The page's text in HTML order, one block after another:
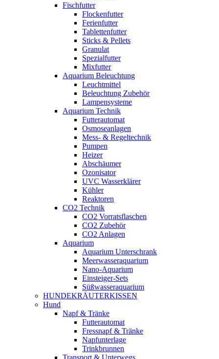
Fischfutter
Flockenfutter
Ferienfutter
Tablettenfutter
Sticks & Pellets
Granulat
Spezialfutter
Mixfutter
Aquarium Beleuchtung
Leuchtmittel
Beleuchtung Zubehör
Lampensysteme
Aquarium Technik
Futterautomat
Osmoseanlagen
Mess- & Regeltechnik
Pumpen
Heizer
Abschäumer
Ozonisator
UVC Wasserklärer
Kühler
Reaktoren
CO2 Technik
CO2 Vorratsflaschen
CO2 Zubehör
CO2 Anlagen
Aquarium
Aquarium Unterschrank
Meerwasseraquarium
Nano-Aquarium
Einsteiger-Sets
Süßwasseraquarium
HUNDEKRÄUTERKISSEN
Hund
Napf & Tränke
Futterautomat
Fressnapf & Tränke
Napfunterlage
Trinkbrunnen
Transport & Unterwegs